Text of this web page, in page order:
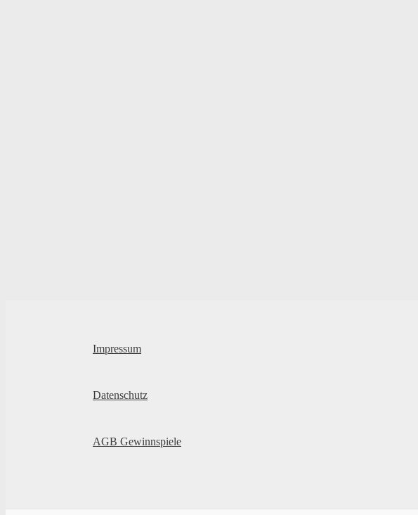
Impressum
Datenschutz
AGB Gewinnspiele